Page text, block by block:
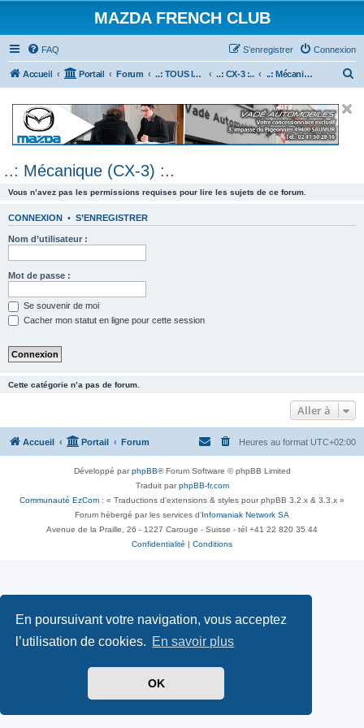
En poursuivant votre navigation, vous acceptez
l’utilisation de cookies. En savoir plus
OK
MAZDA FRENCH CLUB
FAQ Connexion
S’enregistrer
Accueil Portail Forum ..: TOUS les Véhicules MAZDA :.. ..: CX-3 :.. ..: Mécanique (CX-3) :..
e
..: Mécanique (CX-3) :..
Vous n’avez pas les permissions requises pour lire les sujets de ce forum.
CONNEXION • S’ENREGISTRER
Nom d’utilisateur :
Mot de passe :
Se souvenir de moi
Cacher mon statut en ligne pour cette session
Cette catégorie n’a pas de forum.
Aller à
Accueil Portail Forum Heures au format UTC+02:00
Développé parphpBB® Forum Software © phpBB Limited
Traduit parphpBB-fr.com
Communauté EzCom : « Traductions d'extensions & styles pour phpBB 3.2.x & 3.3.x »
Forum hébergé par les services d’ Infomaniak Network SA
Avenue de la Praille, 26 - 1227 Carouge - Suisse - tél +41 22 820 35 44
Confidentialité
Conditions